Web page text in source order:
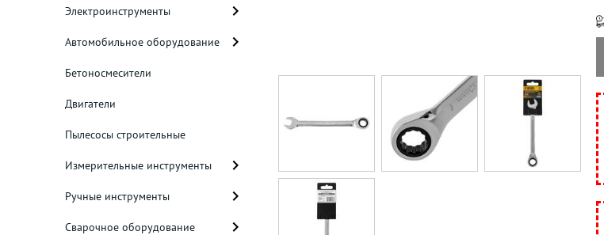
Электроинструменты
Автомобильное оборудование
Бетоносмесители
Двигатели
Пылесосы строительные
Измерительные инструменты
Ручные инструменты
Сварочное оборудование